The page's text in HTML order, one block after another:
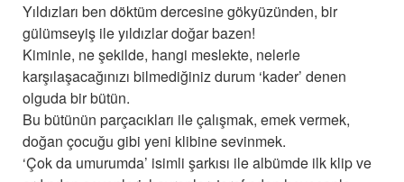
Yıldızları ben döktüm dercesine gökyüzünden, bir
gülümseyiş ile yıldızlar doğar bazen!
Kiminle, ne şekilde, hangi meslekte, nelerle
karşılaşacağınızı bilmediğiniz durum ‘kader’ denen
olguda bir bütün.
Bu bütünün parçacıkları ile çalışmak, emek vermek,
doğan çocuğu gibi yeni klibine sevinmek.
‘Çok da umurumda’ isimli şarkısı ile albümde ilk klip ve